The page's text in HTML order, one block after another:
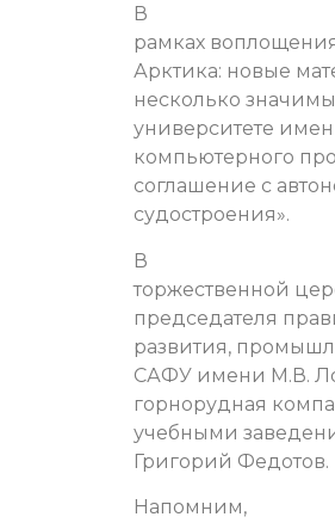
В
рамках
Арктика: новые
несколько
университете
компьютерного
соглашение с
судостроения».
В
торжественной
председателя
развития,
САФУ имени М.В.
горнорудная
учебными
Григорий Федотов.
Напомним,